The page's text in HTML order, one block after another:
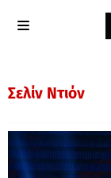
Σελίν Ντιόν